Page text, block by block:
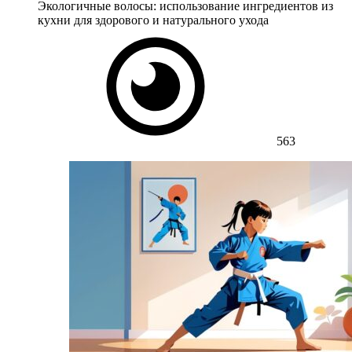
Экологичные волосы: использование ингредиентов из
кухни для здорового и натурального ухода
563